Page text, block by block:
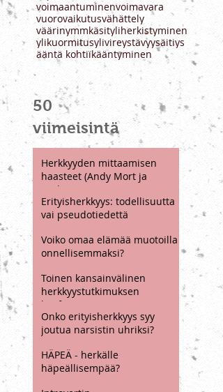
tunnetaidottunteetujousura
uskomusvahvuusvalinnat
vanhuusverkkokurssivieraskynä
viljatvisualisointivoimaantumine
voimaantuminenvoimavara
vuorovaikutus vähättely
väärinymmkäsit
yliherkistyminen
ylikuormitus
ylivire
äitiys
ääntä kohti
50
viimeisintä
Herkkyyden mittaamisen
haasteet (Andy Mort ja
Andrew May)
Erityisherkkyys: todellisuutta
vai pseudotiedettä
Voiko omaa elämää muotoilla
onnellisemmaksi?
Toinen kansainvälinen
herkkyystutkimuksen
konferenssi 22.4.2024 -
koonti esityksistä
Onko erityisherkkyys syy
joutua narsistin uhriksi?